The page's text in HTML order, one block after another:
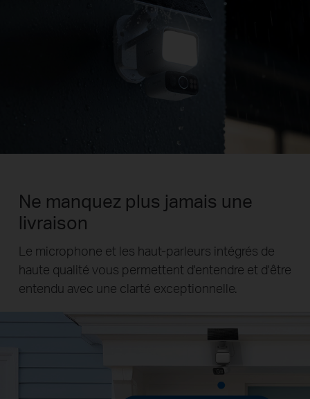
Ne manquez plus jamais une
livraison
Le microphone et les haut-parleurs intégrés de
haute qualité vous permettent d'entendre et d'être
entendu avec une clarté exceptionnelle.